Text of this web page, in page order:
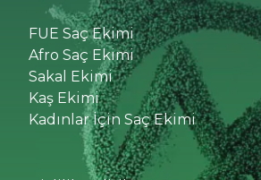
FUE Saç Ekimi
Afro Saç Ekimi
Sakal Ekimi
Kaş Ekimi
Kadınlar İçin Saç Ekimi